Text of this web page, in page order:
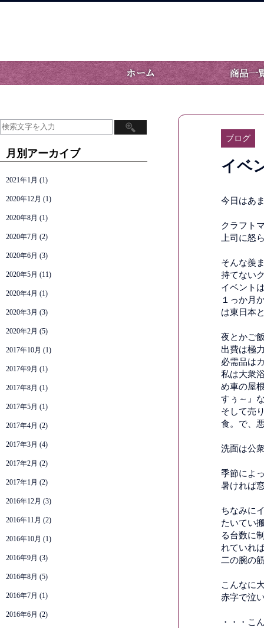
ブログ
イベ
今日はあ
クラフト
上司に怒
そんな羨
持てない
イベント
１っか月
は東日本
夜とかご
出費は極
必需品は
私は大衆
め車の屋
すぅ～』
そして売
食。で、
洗面は公
季節によ
暑ければ
ちなみに
たいてい
る台数に
れていれ
二の腕の
こんなに
赤字で泣
・・・こ
月別アーカイブ
2021年1月 (1)
2020年12月 (1)
2020年8月 (1)
2020年7月 (2)
2020年6月 (3)
2020年5月 (11)
2020年4月 (1)
2020年3月 (3)
2020年2月 (5)
2017年10月 (1)
2017年9月 (1)
2017年8月 (1)
2017年5月 (1)
2017年4月 (2)
2017年3月 (4)
2017年2月 (2)
2017年1月 (2)
2016年12月 (3)
2016年11月 (2)
2016年10月 (1)
2016年9月 (3)
2016年8月 (5)
2016年7月 (1)
2016年6月 (2)